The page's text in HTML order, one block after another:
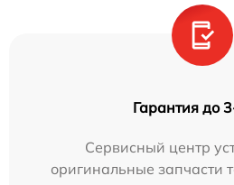
Гарантия до
Сервисный центр
оригинальные запчасти